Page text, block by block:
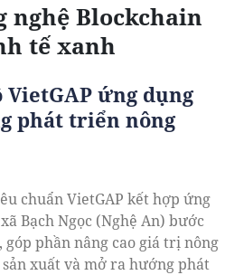
nghệ Blockchain
tế xanh
ứng dụng
phát triển nông
chuẩn VietGAP kết hợp ứng
Bạch Ngọc (Nghệ An) bước
phần nâng cao giá trị nông
xuất và mở ra hướng phát